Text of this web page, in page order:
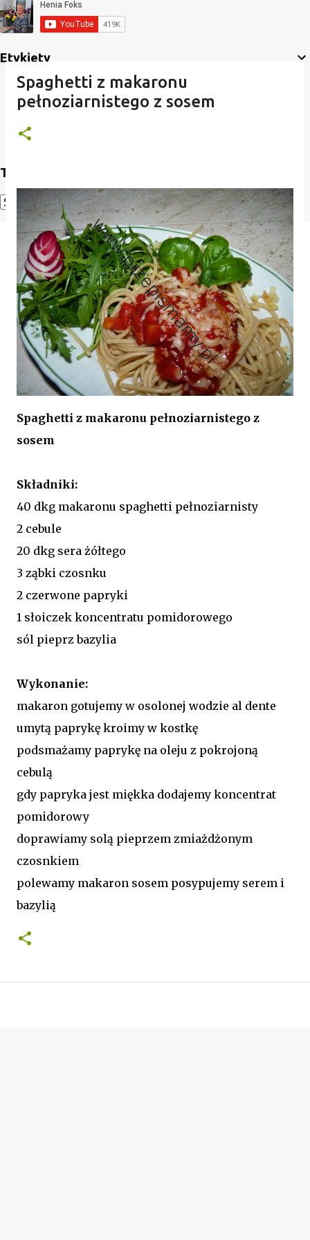
Etykiety
Translate
Powered by Translate
Spaghetti z makaronu
pełnoziarnistego z sosem
Spaghetti z makaronu pełnoziarnistego z
sosem
Składniki:
40 dkg makaronu spaghetti pełnoziarnisty
2 cebule
20 dkg sera żółtego
3 ząbki czosnku
2 czerwone papryki
1 słoiczek koncentratu pomidorowego
sól pieprz bazylia
Wykonanie:
makaron gotujemy w osolonej wodzie al dente
umytą paprykę kroimy w kostkę
podsmażamy paprykę na oleju z pokrojoną
cebulą
gdy papryka jest miękka dodajemy koncentrat
pomidorowy
doprawiamy solą pieprzem zmiażdżonym
czosnkiem
polewamy makaron sosem posypujemy serem i
bazylią